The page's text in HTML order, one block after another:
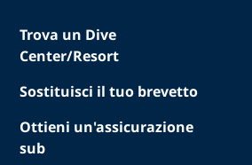
Trova un Dive
Center/Resort
Sostituisci il tuo brevetto
Ottieni un'assicurazione
sub